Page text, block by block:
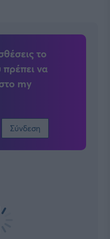
το
να
my
Σύνδεση